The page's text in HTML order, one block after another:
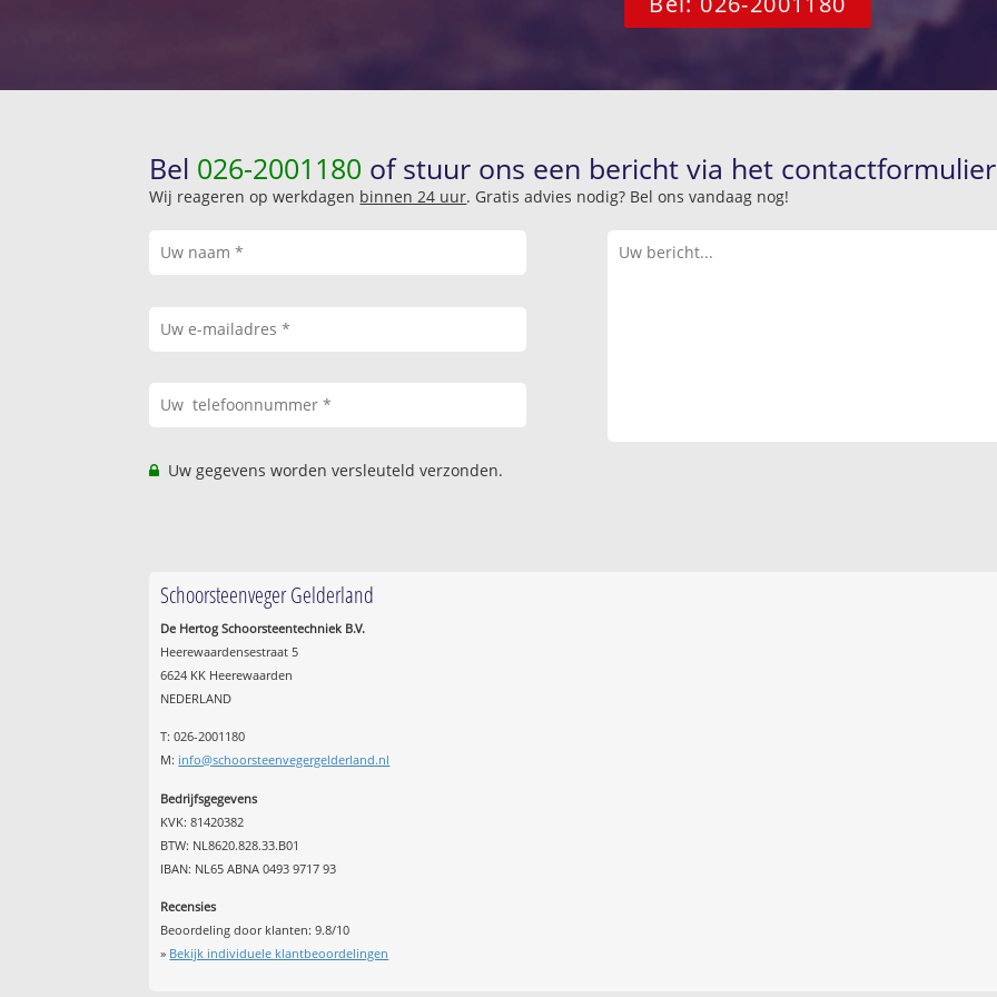
Bel 026-2001180 of stuur ons een bericht via het
Wij reageren op werkdagen binnen 24 uur. Gratis advies nodig? Bel ons vandaag nog!
Uw gegevens worden versleuteld verzonden.
Schoorsteenveger Gelderland
De Hertog Schoorsteentechniek B.V.
Heerewaardensestraat 5
6624 KK Heerewaarden
NEDERLAND
T: 026-2001180
M: info@schoorsteenvegergelderland.nl
Bedrijfsgegevens
KVK: 81420382
BTW: NL8620.828.33.B01
IBAN: NL65 ABNA 0493 9717 93
Recensies
Beoordeling door klanten:9.8/10
» Bekijk individuele klantbeoordelingen